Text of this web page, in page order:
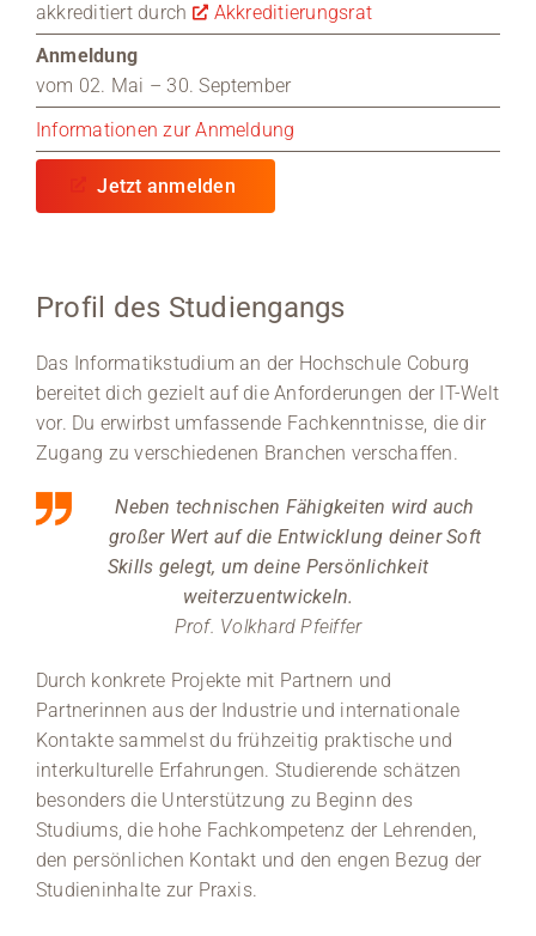
akkreditiert durch
Akkreditierungsrat
Anmeldung
vom 02. Mai – 30. September
Informationen zur Anmeldung
Jetzt anmelden
Profil des Studiengangs
Das Informatikstudium an der Hochschule Coburg
bereitet dich gezielt auf die Anforderungen der IT-Welt
vor. Du erwirbst umfassende Fachkenntnisse, die dir
Zugang zu verschiedenen Branchen verschaffen.
Neben technischen Fähigkeiten wird auch
großer Wert auf die Entwicklung deiner Soft
Skills gelegt, um deine Persönlichkeit
weiterzuentwickeln.
Prof. Volkhard Pfeiffer
Durch konkrete Projekte mit Partnern und
Partnerinnen aus der Industrie und internationale
Kontakte sammelst du frühzeitig praktische und
interkulturelle Erfahrungen. Studierende schätzen
besonders die Unterstützung zu Beginn des
Studiums, die hohe Fachkompetenz der Lehrenden,
den persönlichen Kontakt und den engen Bezug der
Studieninhalte zur Praxis.